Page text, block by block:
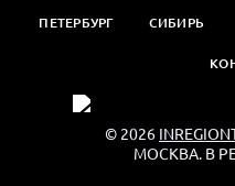
ПЕТЕРБУРГ СИБИРЬ
© 2026
МОСКВА. В